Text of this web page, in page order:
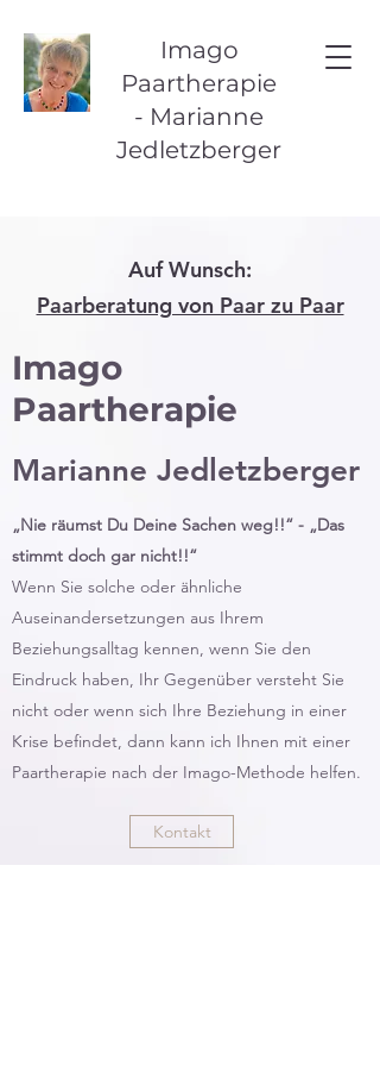
Imago
Paartherapie
- Marianne
Jedletzberger
Auf Wunsch:
Paarberatung von Paar zu Paar
Imago
Paartherapie
Marianne Jedletzberger
„Nie räumst Du Deine Sachen weg!!“ - „Das
stimmt doch gar nicht!!“
Wenn Sie solche oder ähnliche
Auseinandersetzungen aus Ihrem
Beziehungsalltag kennen, wenn Sie den
Eindruck haben, Ihr Gegenüber versteht Sie
nicht oder wenn sich Ihre Beziehung in einer
Krise befindet, dann kann ich Ihnen mit einer
Paartherapie nach der Imago-Methode helfen.
Kontakt